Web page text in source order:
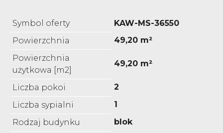
Symbol oferty
KAW-MS-36550
Powierzchnia
49,20 m²
Powierzchnia
użytkowa [m2]
49,20 m²
Liczba pokoi
2
Liczba sypialni
1
Rodzaj budynku
blok